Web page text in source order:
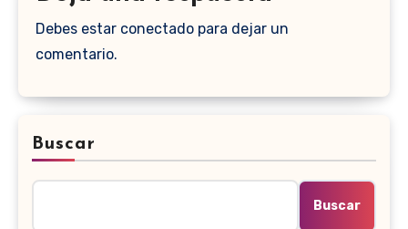
Debes estar conectado para dejar un
comentario.
Buscar
Buscar